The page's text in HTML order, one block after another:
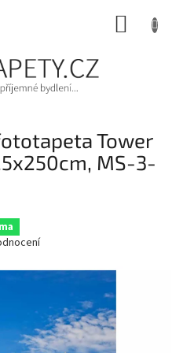
Tower
MS-3-